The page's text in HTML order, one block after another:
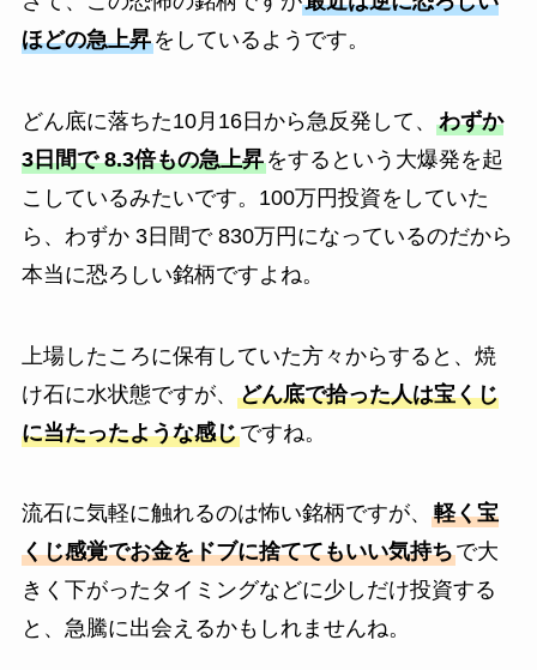
ほどの急上昇をしているようです。
どん底に落ちた10月16日から急反発して、 わずか
3日間で 8.3倍もの急上昇をするという大爆発を起
こしているみたいです。100万円投資をしていた
ら、わずか 3日間で 830万円になっているのだから
本当に恐ろしい銘柄ですよね。
上場したころに保有していた方々からすると、焼
け石に水状態ですが、 どん底で拾った人は宝くじ
に当たったような感じですね。
流石に気軽に触れるのは怖い銘柄ですが、 軽く宝
くじ感覚でお金をドブに捨ててもいい気持ちで大
きく下がったタイミングなどに少しだけ投資する
と、急騰に出会えるかもしれませんね。